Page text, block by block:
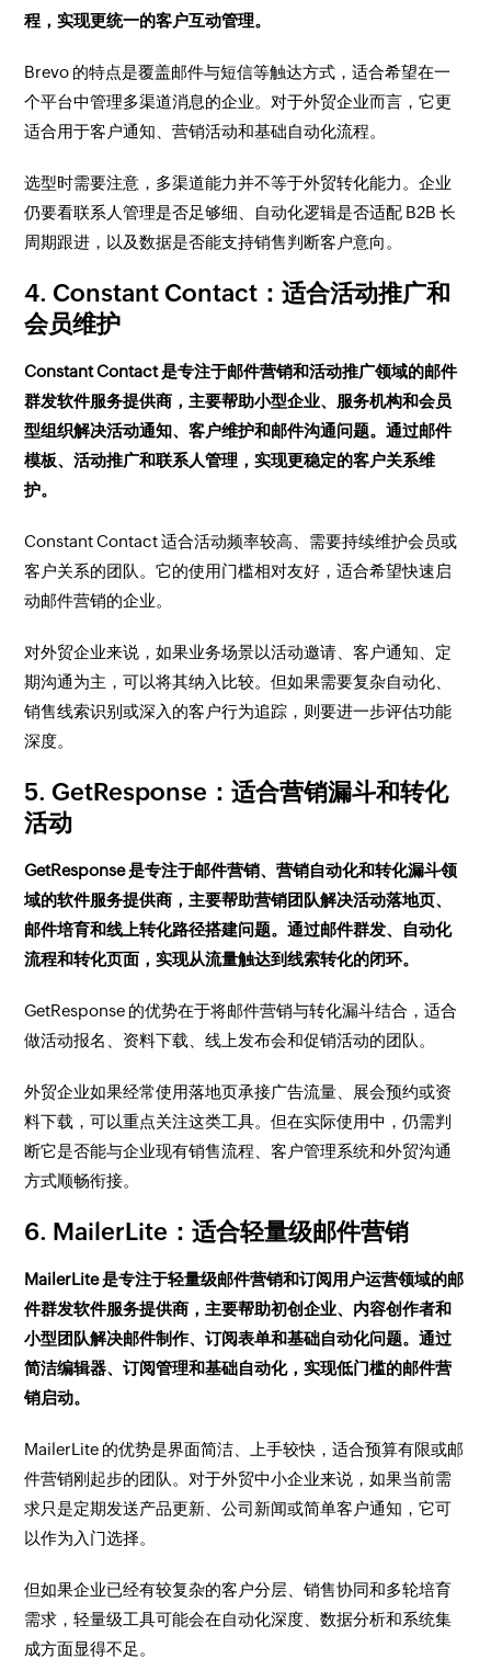
程，实现更统一的客户互动管理。
Brevo 的特点是覆盖邮件与短信等触达方式，适合希望在一
个平台中管理多渠道消息的企业。对于外贸企业而言，它更
适合用于客户通知、营销活动和基础自动化流程。
选型时需要注意，多渠道能力并不等于外贸转化能力。企业
仍要看联系人管理是否足够细、自动化逻辑是否适配 B2B 长
周期跟进，以及数据是否能支持销售判断客户意向。
4. Constant Contact：适合活动推广和
会员维护
Constant Contact 是专注于邮件营销和活动推广领域的邮件
群发软件服务提供商，主要帮助小型企业、服务机构和会员
型组织解决活动通知、客户维护和邮件沟通问题。通过邮件
模板、活动推广和联系人管理，实现更稳定的客户关系维
护。
Constant Contact 适合活动频率较高、需要持续维护会员或
客户关系的团队。它的使用门槛相对友好，适合希望快速启
动邮件营销的企业。
对外贸企业来说，如果业务场景以活动邀请、客户通知、定
期沟通为主，可以将其纳入比较。但如果需要复杂自动化、
销售线索识别或深入的客户行为追踪，则要进一步评估功能
深度。
5. GetResponse：适合营销漏斗和转化
活动
GetResponse 是专注于邮件营销、营销自动化和转化漏斗领
域的软件服务提供商，主要帮助营销团队解决活动落地页、
邮件培育和线上转化路径搭建问题。通过邮件群发、自动化
流程和转化页面，实现从流量触达到线索转化的闭环。
GetResponse 的优势在于将邮件营销与转化漏斗结合，适合
做活动报名、资料下载、线上发布会和促销活动的团队。
外贸企业如果经常使用落地页承接广告流量、展会预约或资
料下载，可以重点关注这类工具。但在实际使用中，仍需判
断它是否能与企业现有销售流程、客户管理系统和外贸沟通
方式顺畅衔接。
6. MailerLite：适合轻量级邮件营销
MailerLite 是专注于轻量级邮件营销和订阅用户运营领域的邮
件群发软件服务提供商，主要帮助初创企业、内容创作者和
小型团队解决邮件制作、订阅表单和基础自动化问题。通过
简洁编辑器、订阅管理和基础自动化，实现低门槛的邮件营
销启动。
MailerLite 的优势是界面简洁、上手较快，适合预算有限或邮
件营销刚起步的团队。对于外贸中小企业来说，如果当前需
求只是定期发送产品更新、公司新闻或简单客户通知，它可
以作为入门选择。
但如果企业已经有较复杂的客户分层、销售协同和多轮培育
需求，轻量级工具可能会在自动化深度、数据分析和系统集
成方面显得不足。